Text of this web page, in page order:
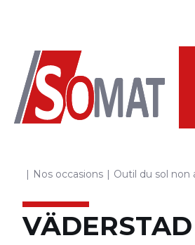
Nos occasions Outil du sol non
VÄDERSTAD